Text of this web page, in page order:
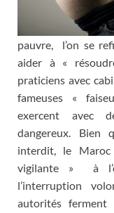
pauvre, l’on se
aider à «
praticiens avec
fameuses «
exercent avec
dangereux. Bien
interdit, le
vigilante » à
l’interruption
autorités